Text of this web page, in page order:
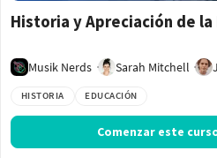
Historia y Apreciación de la
Musik Nerds Sarah Mitchell
HISTORIA EDUCACIÓN
Comenzar este